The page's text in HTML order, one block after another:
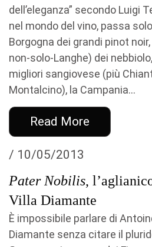
dell’eleganza” secondo Luigi
nel mondo del vino, passa
Borgogna dei grandi pinot
non-solo-Langhe) dei
migliori sangiovese (più
Montalcino), la Campania...
Read More
/ 10/05/2013
Pater Nobilis,
Villa Diamante
È impossibile parlare di
Diamante senza citare il